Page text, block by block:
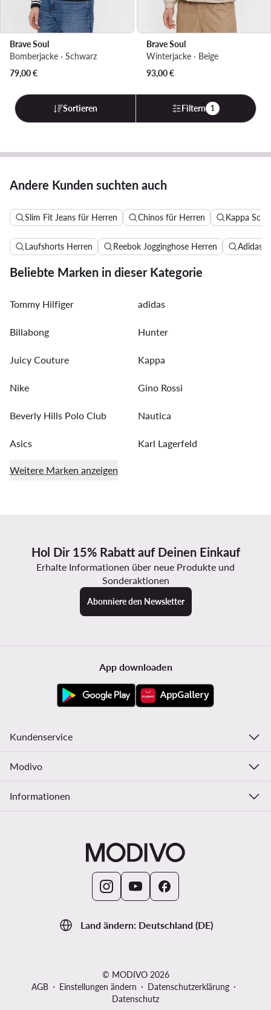
Brave Soul
Bomberjacke · Schwarz
79,00€
Brave Soul
Winterjacke · Beige
93,00€
Sortieren Filtern 1
Andere Kunden suchten auch
Slim Fit Jeans für Herren Chinos für Herren Kappa
Laufshorts Herren Reebok Jogginghose Herren Adidas
Beliebte Marken in dieser Kategorie
Tommy Hilfiger adidas
Billabong Hunter
Juicy Couture Kappa
Nike Gino Rossi
Beverly Hills Polo Club Nautica
Asics Karl Lagerfeld
Weitere Marken anzeigen
Hol Dir 15% Rabatt auf Deinen Einkauf
Erhalte Informationen über neue Produkte und
Sonderaktionen
Abonniere den Newsletter
Land ändern: Deutschland (DE)
App downloaden
Kundenservice
Modivo
Informationen
© MODIVO 2026
AGB
Einstellungen ändern
Datenschutzerklärung
Datenschutz